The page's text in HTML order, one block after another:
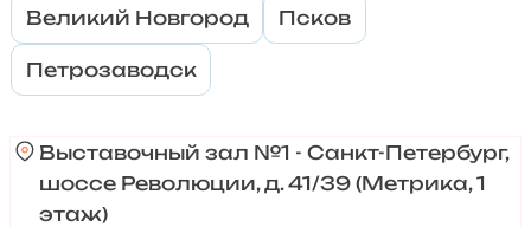
Великий Новгород Псков
Петрозаводск
Выставочный зал №1 - Санкт-Петербург,
шоссе Революции, д. 41/39 (Метрика, 1
этаж)